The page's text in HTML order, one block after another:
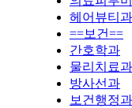
헤어뷰티과
==보건==
간호학과
물리치료과
방사선과
보건행정과